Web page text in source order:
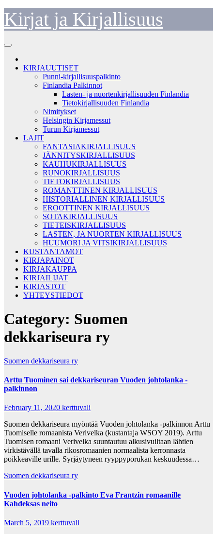
Skip
to
content
Kirjat ja Kirjallisuus
KIRJAUUTISET
Punni-kirjallisuuspalkinto
Finlandia Palkinnot
Lasten- ja nuortenkirjallisuuden Finlandia
Tietokirjallisuuden Finlandia
Nimitykset
Helsingin Kirjamessut
Turun Kirjamessut
LAJIT
FANTASIAKIRJALLISUUS
JÄNNITYSKIRJALLISUUS
KAUHUKIRJALLISUUS
RUNOKIRJALLISUUS
TIETOKIRJALLISUUS
ROMANTTINEN KIRJALLISUUS
HISTORIALLINEN KIRJALLISUUS
EROOTTINEN KIRJALLISUUS
SOTAKIRJALLISUUS
TIETEISKIRJALLISUUS
LASTEN, JA NUORTEN KIRJALLISUUS
HUUMORI JA VITSIKIRJALLISUUS
KUSTANTAMOT
KIRJAPAINOT
KIRJAKAUPPA
KIRJAILIJAT
KIRJASTOT
YHTEYSTIEDOT
Category: Suomen
dekkariseura ry
Suomen dekkariseura ry
Arttu Tuominen sai dekkariseuran Vuoden johtolanka -
palkinnon
February 11, 2020 kerttuvali
Suomen dekkariseura myöntää Vuoden johtolanka -palkinnon Arttu
Tuomiselle romaanista Verivelka (kustantaja WSOY 2019). Arttu
Tuomisen romaani Verivelka suuntautuu alkusivuiltaan lähtien
virkistävällä tavalla rikosromaanien normaalista kerronnasta
poikkeaville urille. Syrjäytyneen ryyppyporukan keskuudessa…
Suomen dekkariseura ry
Vuoden johtolanka -palkinto Eva Frantzin romaanille
Kahdeksas neito
March 5, 2019 kerttuvali